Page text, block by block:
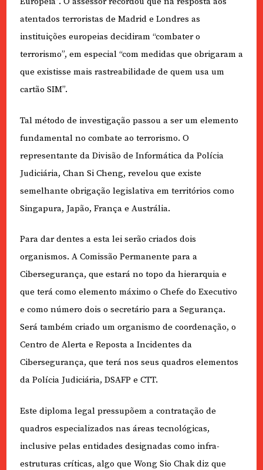
atentados terroristas de Madrid e Londres as
instituições europeias decidiram “combater o
terrorismo”, em especial “com medidas que obrigaram a
que existisse mais rastreabilidade de quem usa um
cartão SIM”.
Tal método de investigação passou a ser um elemento
fundamental no combate ao terrorismo. O
representante da Divisão de Informática da Polícia
Judiciária, Chan Si Cheng, revelou que existe
semelhante obrigação legislativa em territórios como
Singapura, Japão, França e Austrália.
Para dar dentes a esta lei serão criados dois
organismos. A Comissão Permanente para a
Cibersegurança, que estará no topo da hierarquia e
que terá como elemento máximo o Chefe do Executivo
e como número dois o secretário para a Segurança.
Será também criado um organismo de coordenação, o
Centro de Alerta e Reposta a Incidentes da
Cibersegurança, que terá nos seus quadros elementos
da Polícia Judiciária, DSAFP e CTT.
Este diploma legal pressupõem a contratação de
quadros especializados nas áreas tecnológicas,
inclusive pelas entidades designadas como infra-
estruturas críticas, algo que Wong Sio Chak diz que